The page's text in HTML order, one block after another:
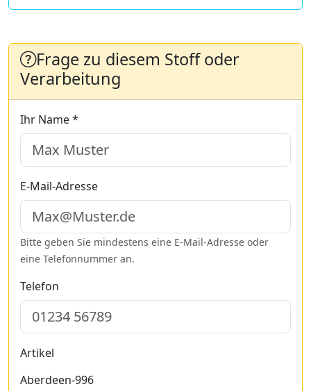
Frage zu diesem Stoff oder
Verarbeitung
Ihr Name *
E-Mail-Adresse
Bitte geben Sie mindestens eine E-Mail-Adresse oder
eine Telefonnummer an.
Telefon
Artikel
Aberdeen-996